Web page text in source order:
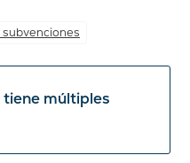
múltiples